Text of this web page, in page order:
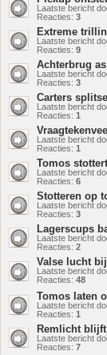
Laatste bericht
Reacties: 3
Extreme
Laatste bericht
Reacties: 9
Achterbrug
Laatste bericht
Reacties: 3
Carters
Laatste bericht
Reacties: 1
Laatste bericht
Reacties: 1
Tomos
Laatste bericht
Reacties: 6
Stotteren op
Laatste bericht
Reacties: 3
Lagerscups
Laatste bericht
Reacties: 2
Valse lucht
Laatste bericht
Reacties: 48
Tomos laten
Laatste bericht
Reacties: 1
Remlicht
Laatste bericht
Reacties: 7